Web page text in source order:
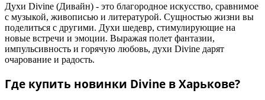
Духи Divine (Дивайн) - это благородное искусство, сравнимое
с музыкой, живописью и литературой. Сущностью жизни вы
поделиться с другими. Духи шедевр, стимулирующие на
новые встречи и эмоции. Выражая полет фантазии,
импульсивность и горячую любовь, духи Divine дарят
очарование и радость.
Где купить новинки Divine в Харькове?